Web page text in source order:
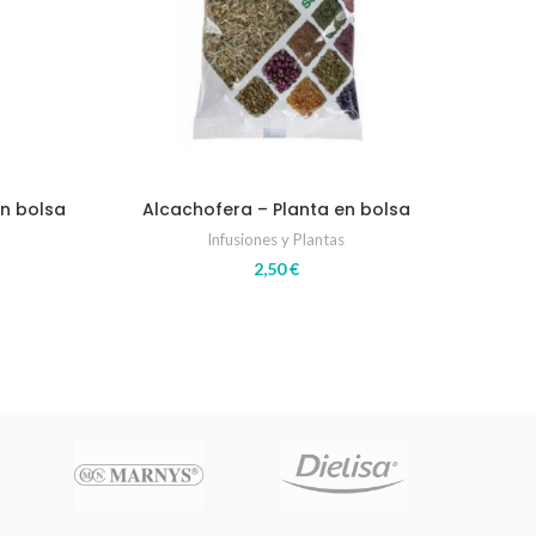
bolsa Alcachofera – Planta en bolsa
Infusiones y Plantas
2,50€